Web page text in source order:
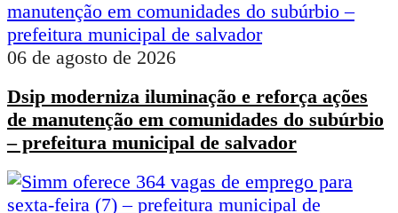
06 de agosto de 2026
Dsip moderniza iluminação e reforça ações
de manutenção em comunidades do subúrbio
– prefeitura municipal de salvador